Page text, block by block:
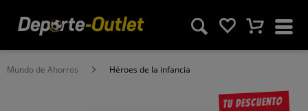
Mundo de Ahorros Héroes de la infancia
Tu descuento